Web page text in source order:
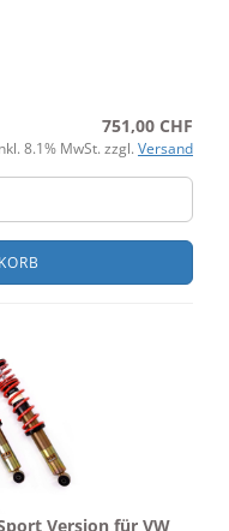
751,00 CHF
8.1% MwSt. zzgl. Versand
Version für VW